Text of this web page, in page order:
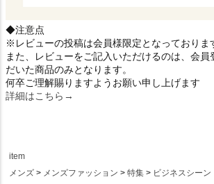
◆注意点
※レビューの投稿は会員様限定となっておりま
また、レビューをご記入いただけるのは、会員
だいた商品のみとなります。
何卒ご理解賜りますようお願い申し上げます
詳細はこちら→
item
メンズ
メンズファッション 特集
ビジネスシーン